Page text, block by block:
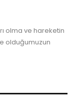
olma ve hareketin
olduğumuzun